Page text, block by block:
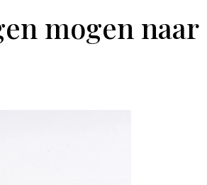
mogen naar